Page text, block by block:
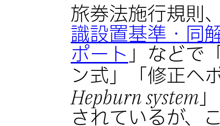
旅券法施行規則
識設置基準・同
ポート」などで
ン式」「修正ヘ
Hepburn system
されているが、